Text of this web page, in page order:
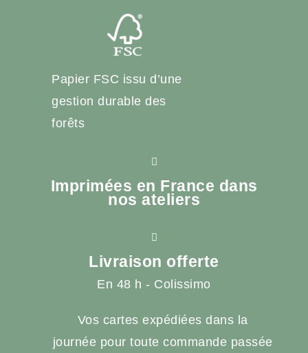
Papier FSC issu d’une
gestion durable des
forêts
Imprimées en France dans
nos ateliers
Livraison offerte
En 48 h - Colissimo
Vos cartes expédiées dans la
journée pour toute commande passée